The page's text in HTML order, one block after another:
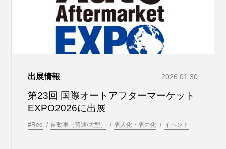
出展情報 2026.01.30
第23回 国際オートアフターマーケット
EXPO2026に出展
#Red 自動車（普通/大型） 省人化・省力化 イベント